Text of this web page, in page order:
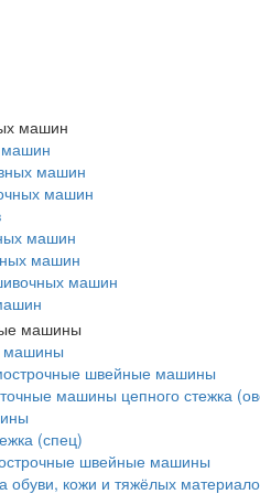
машин
машин
машин
машин
машин
машины
швейные машины
машины цепного стежка
(спец)
швейные машины
кожи и тяжёлых